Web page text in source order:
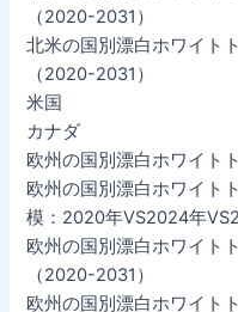
（2020-2031）
北米の国別漂白ホワイト
（2020-2031）
米国
カナダ
欧州の国別漂白ホワイト
欧州の国別漂白ホワイト
模：2020年VS2024年
欧州の国別漂白ホワイト
（2020-2031）
欧州の国別漂白ホワイト